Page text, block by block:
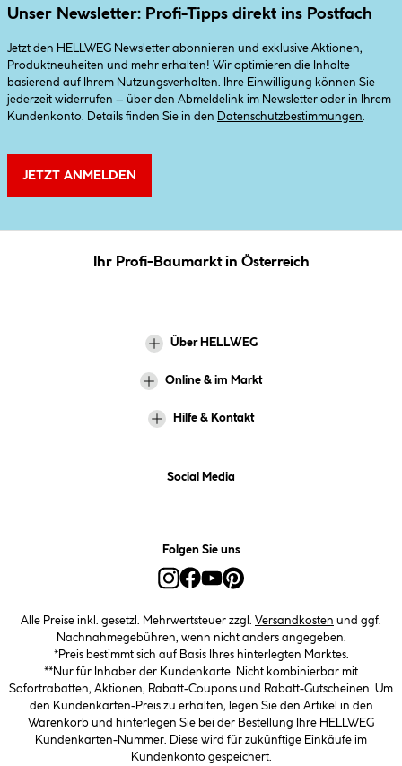
Unser Newsletter: Profi-Tipps direkt ins Postfach
Jetzt den HELLWEG Newsletter abonnieren und exklusive Aktionen,
Produktneuheiten und mehr erhalten! Wir optimieren die Inhalte
basierend auf Ihrem Nutzungsverhalten. Ihre Einwilligung können Sie
jederzeit widerrufen – über den Abmeldelink im Newsletter oder in Ihrem
Kundenkonto. Details finden Sie in den
Datenschutzbestimmungen
JETZT ANMELDEN
Ihr Profi-Baumarkt in Österreich
Über HELLWEG
Online & im Markt
Hilfe & Kontakt
Social Media
Folgen Sie uns
Alle Preise inkl. gesetzl. Mehrwertsteuer zzgl. Versandkosten und ggf.
Nachnahmegebühren, wenn nicht anders angegeben.
*Preis bestimmt sich auf Basis Ihres hinterlegten Marktes.
**Nur für Inhaber der Kundenkarte. Nicht kombinierbar mit
Sofortrabatten, Aktionen, Rabatt-Coupons und Rabatt-Gutscheinen. Um
den Kundenkarten-Preis zu erhalten, legen Sie den Artikel in den
Warenkorb und hinterlegen Sie bei der Bestellung Ihre HELLWEG
Kundenkarten-Nummer. Diese wird für zukünftige Einkäufe im
Kundenkonto gespeichert.